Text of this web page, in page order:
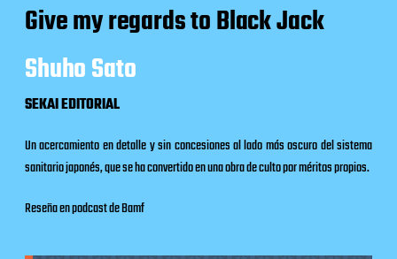
Give my regards to Black Jack
Shuho Sato
SEKAI EDITORIAL
Un acercamiento en detalle y sin concesiones al lado más oscuro del sistema
sanitario japonés, que se ha convertido en una obra de culto por méritos propios.
Reseña en podcast de Bamf